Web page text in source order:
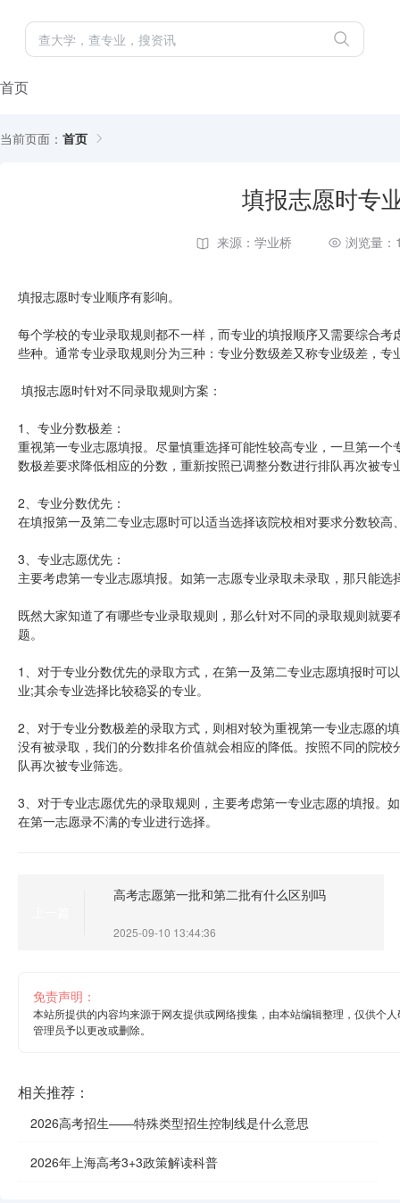
首页
当前页面： 首页
填报志愿时专
来源：学业桥 浏览量：
填报志愿时专业顺序有影响。
每个学校的专业录取规则都不一样，而专业的填报顺序又需要综合
些种。通常专业录取规则分为三种：专业分数级差又称专业级差，
填报志愿时针对不同录取规则方案：
1、专业分数极差：
重视第一专业志愿填报。尽量慎重选择可能性较高专业，一旦第一
数极差要求降低相应的分数，重新按照已调整分数进行排队再次被专
2、专业分数优先：
在填报第一及第二专业志愿时可以适当选择该院校相对要求分数较
3、专业志愿优先：
主要考虑第一专业志愿填报。如第一志愿专业录取未录取，那只能
既然大家知道了有哪些专业录取规则，那么针对不同的录取规则就
题。
1、对于专业分数优先的录取方式，在第一及第二专业志愿填报时可
业;其余专业选择比较稳妥的专业。
2、对于专业分数极差的录取方式，则相对较为重视第一专业志愿的
没有被录取，我们的分数排名价值就会相应的降低。按照不同的院
队再次被专业筛选。
3、对于专业志愿优先的录取规则，主要考虑第一专业志愿的填报。
在第一志愿录不满的专业进行选择。
高考志愿第一批和第二批有什么区别吗
2025-09-10 13:44:36
免责声明：
本站所提供的内容均来源于网友提供或网络搜集，由本站编辑整理，仅供个
管理员予以更改或删除。
相关推荐：
2026高考招生——特殊类型招生控制线是什么意思
2026年上海高考3+3政策解读科普